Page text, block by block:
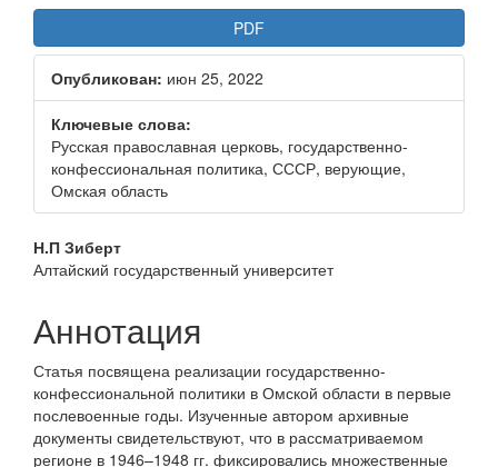
Статья
боковой
панели
PDF
Опубликован: июн 25, 2022
Ключевые слова:
Русская православная церковь, государственно-
конфессиональная политика, СССР, верующие,
Омская область
Основное
содержание
статьи
Н.П Зиберт
Алтайский государственный университет
Аннотация
Статья посвящена реализации государственно-
конфессиональной политики в Омской области в первые
послевоенные годы. Изученные автором архивные
документы свидетельствуют, что в рассматриваемом
регионе в 1946–1948 гг. фиксировались множественные